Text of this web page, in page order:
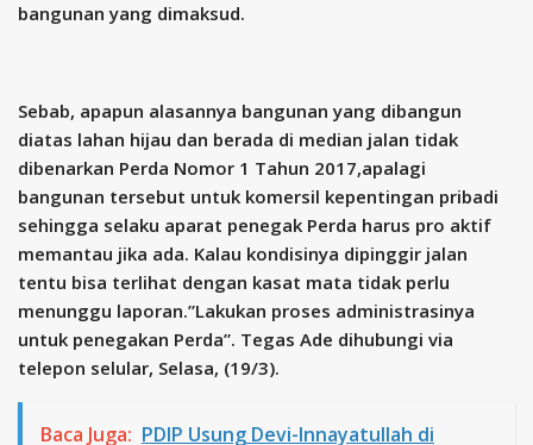
bangunan yang dimaksud.
Sebab, apapun alasannya bangunan yang dibangun
diatas lahan hijau dan berada di median jalan tidak
dibenarkan Perda Nomor 1 Tahun 2017,apalagi
bangunan tersebut untuk komersil kepentingan pribadi
sehingga selaku aparat penegak Perda harus pro aktif
memantau jika ada. Kalau kondisinya dipinggir jalan
tentu bisa terlihat dengan kasat mata tidak perlu
menunggu laporan.”Lakukan proses administrasinya
untuk penegakan Perda”. Tegas Ade dihubungi via
telepon selular, Selasa, (19/3).
Baca Juga: PDIP Usung Devi-Innayatullah di